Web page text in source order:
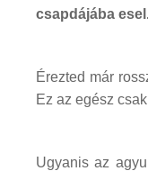
csapdájába
Érezted már
Ez az egész
Ugyanis az